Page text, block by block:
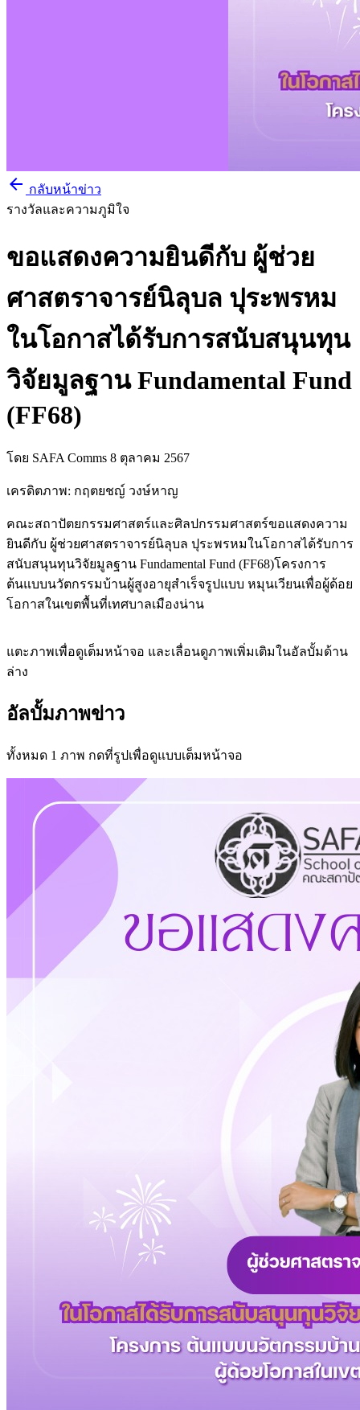
arrow_back กลับหน้าข่าว
รางวัลและความภูมิใจ
ขอแสดงความยินดีกับ ผู้ช่วย
ศาสตราจารย์นิลุบล ปุระพรหม
ในโอกาสได้รับการสนับสนุนทุน
วิจัยมูลฐาน Fundamental Fund
(FF68)
โดย SAFA Comms 8 ตุลาคม 2567
เครดิตภาพ: กฤตยชญ์ วงษ์หาญ
คณะสถาปัตยกรรมศาสตร์และศิลปกรรมศาสตร์ขอแสดงความ
ยินดีกับ ผู้ช่วยศาสตราจารย์นิลุบล ปุระพรหมในโอกาสได้รับการ
สนับสนุนทุนวิจัยมูลฐาน Fundamental Fund (FF68)โครงการ
ต้นแบบนวัตกรรมบ้านผู้สูงอายุสำเร็จรูปแบบ หมุนเวียนเพื่อผู้ด้อย
โอกาสในเขตพื้นที่เทศบาลเมืองน่าน
แตะภาพเพื่อดูเต็มหน้าจอ และเลื่อนดูภาพเพิ่มเติมในอัลบั้มด้าน
ล่าง
อัลบั้มภาพข่าว
ทั้งหมด 1 ภาพ กดที่รูปเพื่อดูแบบเต็มหน้าจอ